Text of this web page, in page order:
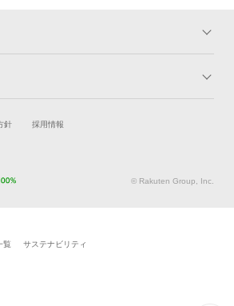
キャンペーン一覧
新車購入
自動車保険
針 採用情報
© Rakuten Group, Inc.
覧 サステナビリティ